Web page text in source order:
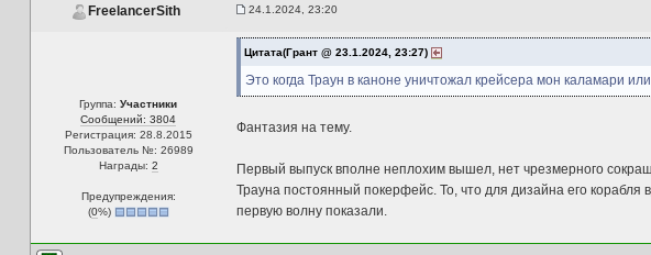
FreelancerSith 24.1.2024, 23:20
Группа:Участники
Сообщений: 3804
Регистрация: 28.8.2015
Пользователь №: 26989
Награды: 2
Предупреждения:
(0%)
Цитата(Грант @ 23.1.2024, 23:27)
Это когда Траун в каноне уничтожал крейсера мон каламари
Фантазия на тему.
Первый выпуск вполне неплохим вышел, нет чрезмерного
Трауна постоянный покерфейс. То, что для дизайна его корабля
первую волну показали.